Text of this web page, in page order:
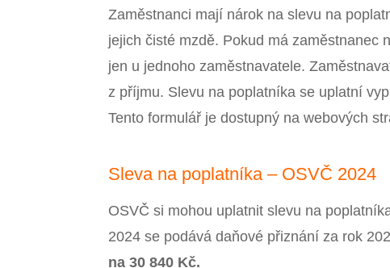
Zaměstnanci mají nárok na slevu na
jejich čisté mzdě. Pokud má zaměstnanec
jen u jednoho zaměstnavatele.
z příjmu. Slevu na poplatníka se uplatní
Tento formulář je dostupný na webových
Sleva na poplatníka – OSVČ 2024
OSVČ si mohou uplatnit slevu na
2024 se podává daňové přiznání za rok
na 30 840 Kč.